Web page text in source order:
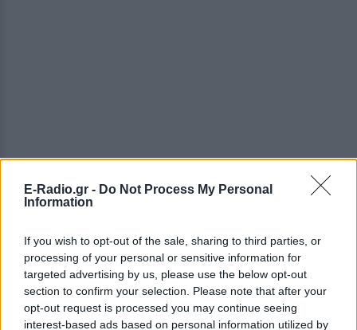
E-Radio.gr - Do Not Process My Personal
Information
If you wish to opt-out of the sale, sharing to third parties, or
processing of your personal or sensitive information for
targeted advertising by us, please use the below opt-out
section to confirm your selection. Please note that after your
opt-out request is processed you may continue seeing
interest-based ads based on personal information utilized by
ΔΕΙΤΕ ΕΠΙΣΗΣ
ΣΤΗΝ ΙΔΙΑ ΚΑΤΗΓΟΡΙΑ